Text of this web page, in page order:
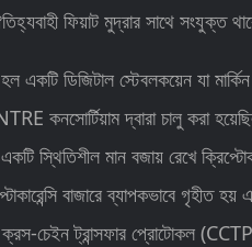
ফিয়াট মুদ্রার সাথে সংযুক্ত
একটি ডিজিটাল স্টেবলকয়েন যা
কনসোর্টিয়াম দ্বারা চালু করা
স্থিতিশীল মান বজায় রেখে
বাজারে ব্যাপকভাবে গৃহীত
ক্রস-চেইন ট্রান্সফার প্রোটোকল